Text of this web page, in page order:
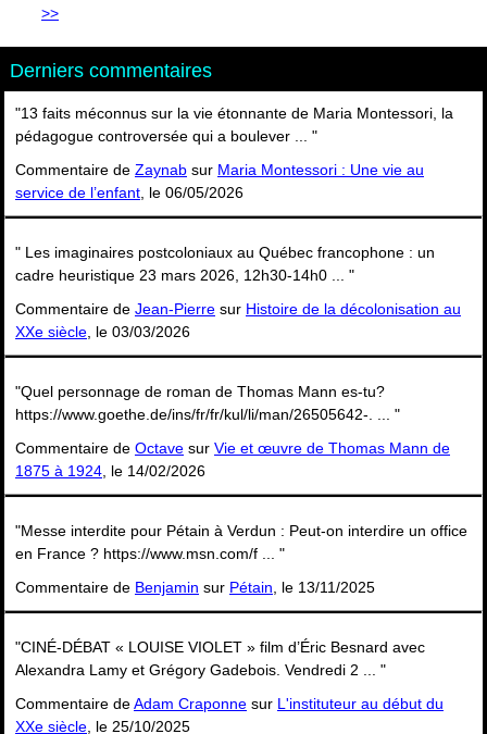
>>
Derniers commentaires
"13 faits méconnus sur la vie étonnante de Maria Montessori, la
pédagogue controversée qui a boulever ... "
Commentaire de Zaynab sur Maria Montessori : Une vie au
service de l’enfant , le 06/05/2026
" Les imaginaires postcoloniaux au Québec francophone : un
cadre heuristique 23 mars 2026, 12h30-14h0 ... "
Commentaire de Jean-Pierre sur Histoire de la décolonisation au
XXe siècle , le 03/03/2026
"Quel personnage de roman de Thomas Mann es-tu?
https://www.goethe.de/ins/fr/fr/kul/li/man/26505642-. ... "
Commentaire de Octave sur Vie et œuvre de Thomas Mann de
1875 à 1924 , le 14/02/2026
"Messe interdite pour Pétain à Verdun : Peut-on interdire un office
en France ? https://www.msn.com/f ... "
Commentaire de Benjamin sur Pétain , le 13/11/2025
"CINÉ-DÉBAT « LOUISE VIOLET » film d’Éric Besnard avec
Alexandra Lamy et Grégory Gadebois. Vendredi 2 ... "
Commentaire deAdam Craponne sur L'instituteur au début du
XXe siècle , le 25/10/2025